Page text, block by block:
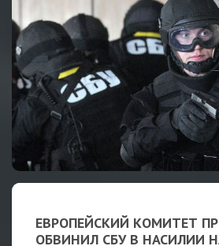
ЕВРОПЕЙСКИЙ КОМИТЕТ
ОБВИНИЛ СБУ В НАСИЛИИ